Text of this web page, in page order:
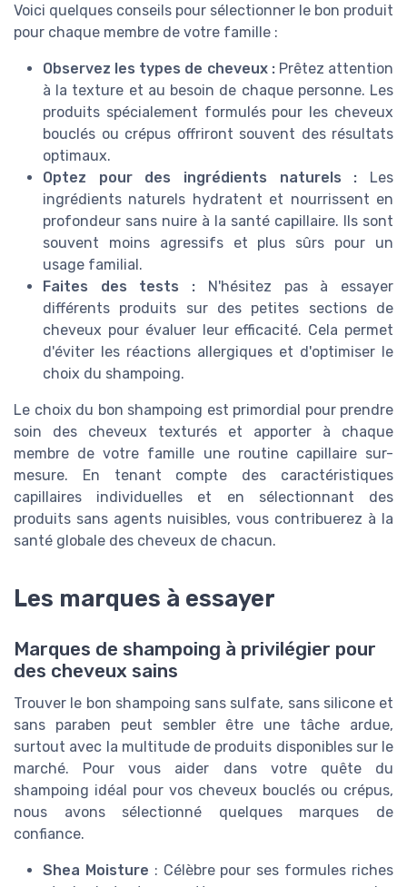
Voici quelques conseils pour sélectionner le bon produit
pour chaque membre de votre famille :
Observez les types de cheveux :Prêtez attention
à la texture et au besoin de chaque personne. Les
produits spécialement formulés pour les cheveux
bouclés ou crépus offriront souvent des résultats
optimaux.
Optez pour des ingrédients naturels : Les
ingrédients naturels hydratent et nourrissent en
profondeur sans nuire à la santé capillaire. Ils sont
souvent moins agressifs et plus sûrs pour un
usage familial.
Faites des tests : N'hésitez pas à essayer
différents produits sur des petites sections de
cheveux pour évaluer leur efficacité. Cela permet
d'éviter les réactions allergiques et d'optimiser le
choix du shampoing.
Le choix du bon shampoing est primordial pour prendre
soin des cheveux texturés et apporter à chaque
membre de votre famille une routine capillaire sur-
mesure. En tenant compte des caractéristiques
capillaires individuelles et en sélectionnant des
produits sans agents nuisibles, vous contribuerez à la
santé globale des cheveux de chacun.
Les marques à essayer
Marques de shampoing à privilégier pour
des cheveux sains
Trouver le bon shampoing sans sulfate, sans silicone et
sans paraben peut sembler être une tâche ardue,
surtout avec la multitude de produits disponibles sur le
marché. Pour vous aider dans votre quête du
shampoing idéal pour vos cheveux bouclés ou crépus,
nous avons sélectionné quelques marques de
confiance.
Shea Moisture : Célèbre pour ses formules riches